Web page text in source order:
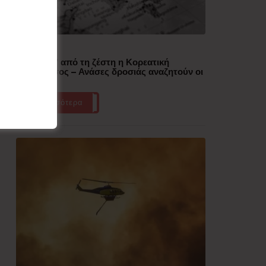
“Έλιωσε” από τη ζέστη η Κορεατική
Χερσόνησος – Ανάσες δροσιάς αναζητούν οι
Περισσότερα